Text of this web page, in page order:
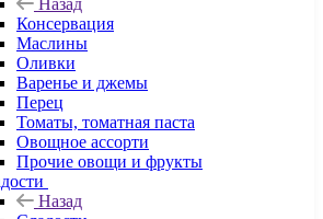
Назад
Консервация
Маслины
Оливки
Варенье и джемы
Перец
Томаты, томатная паста
Овощное ассорти
Прочие овощи и фрукты
Назад